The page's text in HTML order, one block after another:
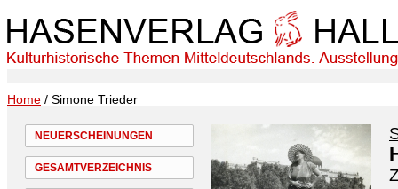
Home / Simone Trieder
NEUERSCHEINUNGEN
GESAMTVERZEICHNIS